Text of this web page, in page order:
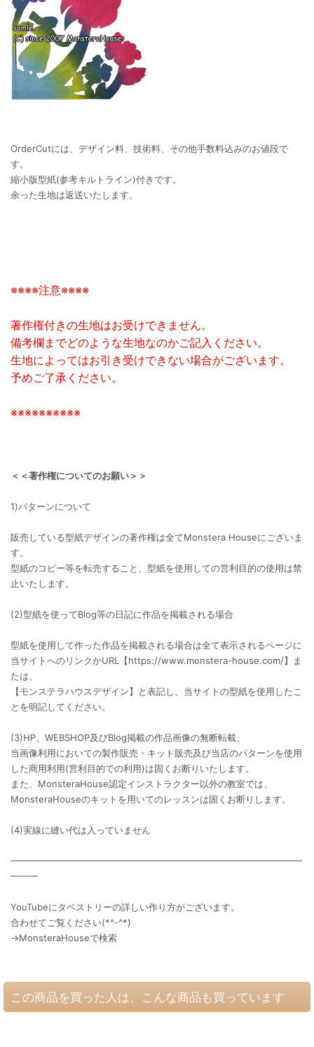
OrderCutには、デザイン料、技術料、その他手数料込みのお値段で
す。
縮小版型紙(参考キルトライン)付きです。
余った生地は返送いたします。
※※※※注意※※※※
著作権付きの生地はお受けできません。
備考欄までどのような生地なのかご記入ください。
生地によってはお引き受けできない場合がございます。
予めご了承ください。
※※※※※※※※※※
＜＜著作権についてのお願い＞＞
1)パターンについて
販売している型紙デザインの著作権は全てMonstera Houseにございま
す。
型紙のコピー等を転売すること、型紙を使用しての営利目的の使用は禁
止いたします。
(2)型紙を使ってBlog等の日記に作品を掲載される場合
型紙を使用して作った作品を掲載される場合は全て表示されるページに
当サイトへのリンクかURL【https://www.monstera-house.com/】ま
たは、
【モンステラハウスデザイン】と表記し、当サイトの型紙を使用したこ
とを明記してください。
(3)HP、WEBSHOP及びBlog掲載の作品画像の無断転載、
当画像利用においての製作販売・キット販売及び当店のパターンを使用
した商用利用(営利目的での利用)は固くお断りいたします。
また、MonsteraHouse認定インストラクター以外の教室では、
MonsteraHouseのキットを用いてのレッスンは固くお断りします。
(4)実線に縫い代は入っていません
━━━━━━━━━━━━━━━━━━━━━━━━━━━━━━━━
━━━
YouTubeにタペストリーの詳しい作り方がございます。
合わせてご覧ください(*^-^*)
→MonsteraHouseで検索
この商品を買った人は、こんな商品も買っています